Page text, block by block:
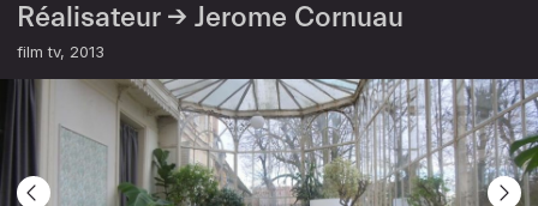
Réalisateur → Jerome Cornuau
film tv 2013